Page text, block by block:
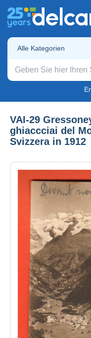
Alle Kategorien
VAI-29
ghiaccciai del
Svizzera in 1912